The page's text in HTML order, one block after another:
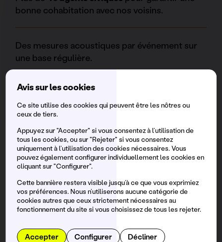
bonne cohabitation avec nos voisins.
Des mesures acoustiques par événement sur
une base régulière.
Social Fooding est la fondation du festival qui
vise à réduire la faim à Barcelone en collectant
les excédents alimentaires des restaurants
collaborateurs et en les distribuant, par
l’intermédiaire de bénévoles, à diverses
associations et ONG de la ville. Nous avons
récupéré plus de 37 tonnes de nourriture.
Avis sur les cookies
Ce site utilise des cookies qui peuvent être les nôtres ou
ceux de tiers.
Appuyez sur "Accepter" si vous consentez à l’utilisation de
tous les cookies, ou sur "Rejeter" si vous consentez
uniquement à l’utilisation des cookies nécessaires. Vous
pouvez également configurer individuellement les cookies en
cliquant sur "Configurer".
Cette bannière restera visible jusqu’à ce que vous exprimiez
vos préférences. Nous n’utiliserons aucune catégorie de
cookies autres que ceux strictement nécessaires au
fonctionnement du site si vous choisissez de tous les rejeter.
Accepter Configurer Décliner